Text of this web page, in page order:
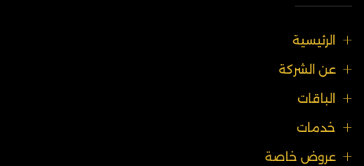
الرئيسية
عن الشركة
الباقات
خدمات
عروض خاصة